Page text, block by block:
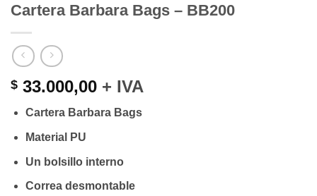
Cartera Barbara Bags – BB200
$ 33.000,00 + IVA
Cartera Barbara Bags
Material PU
Un bolsillo interno
Correa desmontable